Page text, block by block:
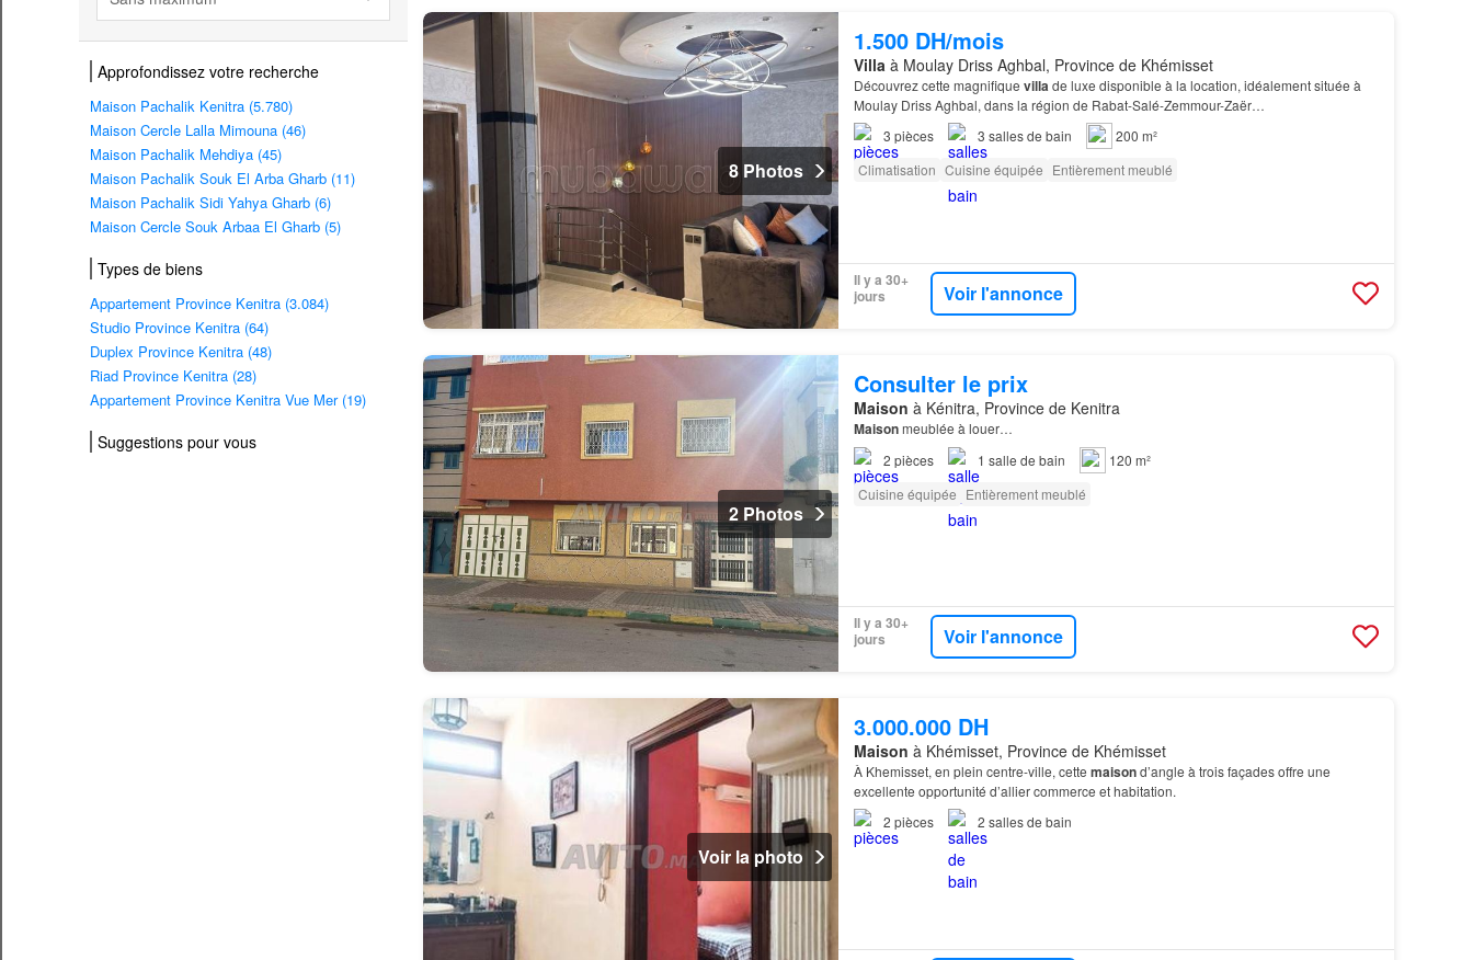
Approfondissez votre recherche
Maison Pachalik Kenitra (5.780)
Maison Cercle Lalla Mimouna (46)
Maison Pachalik Mehdiya (45)
Maison Pachalik Souk El Arba Gharb (11)
Maison Pachalik Sidi Yahya Gharb (6)
Maison Cercle Souk Arbaa El Gharb (5)
Types de biens
Appartement Province Kenitra (3.084)
Studio Province Kenitra (64)
Duplex Province Kenitra (48)
Riad Province Kenitra (28)
Appartement Province Kenitra Vue Mer (19)
Suggestions pour vous
8 Photos
1.500 DH/mois
Villaà Moulay Driss Aghbal, Province de Khémisset
Découvrez cette magnifique villade luxe disponible à la location, idéalement située à
Moulay Driss Aghbal, dans la région de Rabat-Salé-Zemmour-Zaër…
3 pièces 3 salles de bain
200 m²
Climatisation Cuisine équipée Entièrement meublé
Il y a 30+
jours
Voir l'annonce
2 Photos
Consulter le prix
Maison à Kénitra, Province de Kenitra
Maisonmeublée à louer…
2 pièces 1 salle de bain
120 m²
Cuisine équipée Entièrement meublé
Il y a 30+
jours
Voir l'annonce
Voir la photo
3.000.000 DH
Maison à Khémisset, Province de Khémisset
À Khemisset, en plein centre-ville, cette maisond’angle à trois façades offre une
excellente opportunité d’allier commerce et habitation.
2 pièces 2 salles de bain